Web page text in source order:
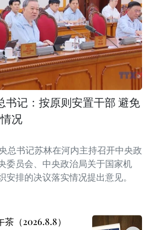
书记：按原则安置干部 避免
况
总书记苏林在河内主持召开中央政
委员会、中央政治局关于国家机
安排的决议落实情况提出意见。
（2026.8.8）